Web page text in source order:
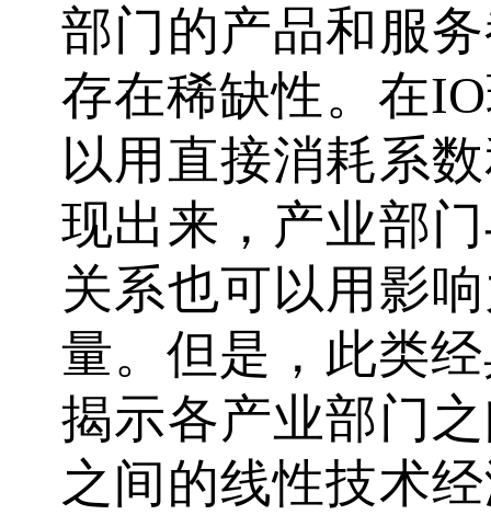
部门的产品和服
存在稀缺性。在
以用直接消耗系
现出来，产业部
关系也可以用影
量。但是，此类
揭示各产业部门
之间的线性技术